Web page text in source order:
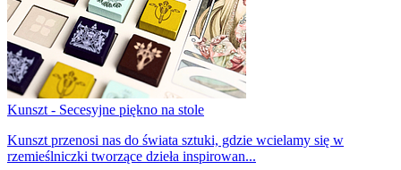
Kunszt - Secesyjne piękno na stole
Kunszt przenosi nas do świata sztuki, gdzie wcielamy się w
rzemieślniczki tworzące dzieła inspirowan...